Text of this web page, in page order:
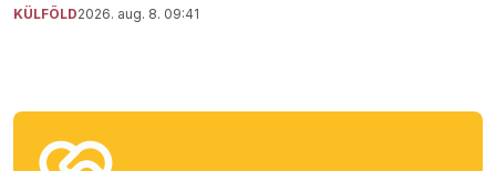
KÜLFÖLD2026. aug. 8. 09:41